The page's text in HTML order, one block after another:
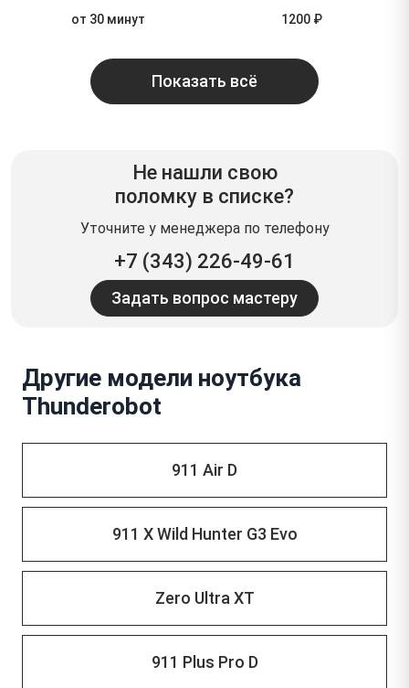
от 30 минут
1200 ₽
Показать всё
Не нашли свою
поломку в списке?
Уточните у менеджера по телефону
+7 (343) 226-49-61
Задать вопрос мастеру
Другие модели ноутбука
Thunderobot
911 Air D
911 X Wild Hunter G3 Evo
Zero Ultra XT
911 Plus Pro D